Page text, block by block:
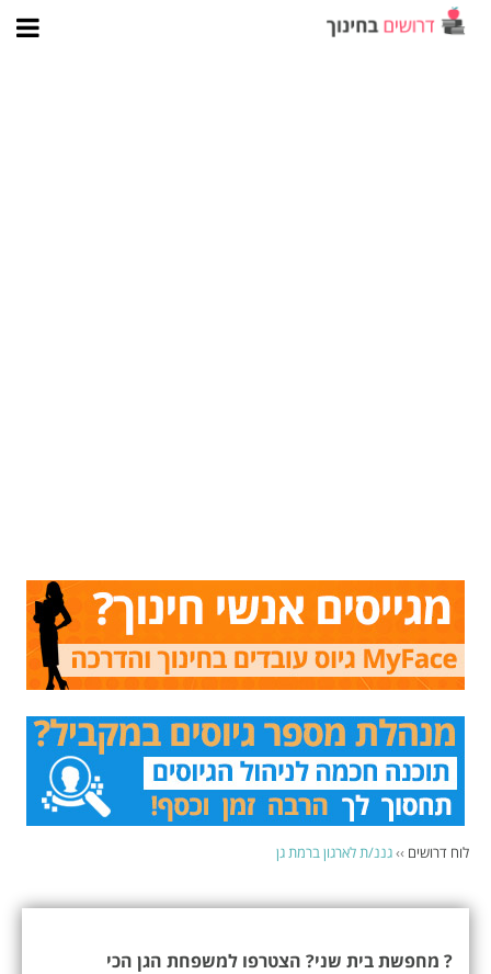
לוח דרושים ››גננ/ת לארגון ברמת גן
? מחפשת בית שני? הצטרפו למשפחת הגן הכי